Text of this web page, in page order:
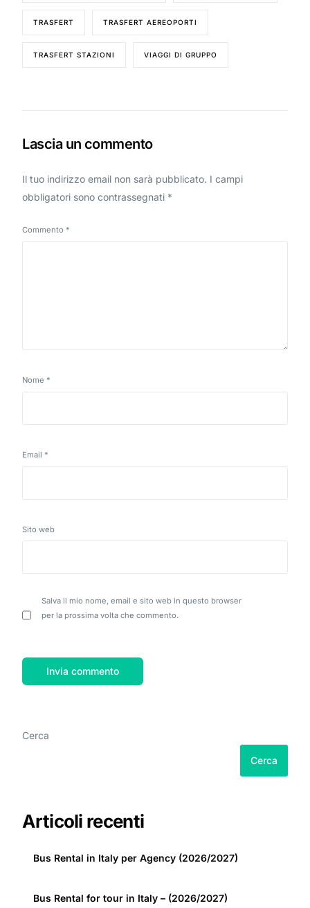
TRASFERT TRASFERT AEREOPORTI
TRASFERT STAZIONI VIAGGI DI GRUPPO
Lascia un commento
Il tuo indirizzo email non sarà pubblicato. I campi
obbligatori sono contrassegnati *
Commento *
Nome *
Email *
Sito web
Salva il mio nome, email e sito web in questo browser
per la prossima volta che commento.
Cerca
Cerca
Articoli recenti
Bus Rental in Italy per Agency (2026/2027)
Bus Rental for tour in Italy – (2026/2027)